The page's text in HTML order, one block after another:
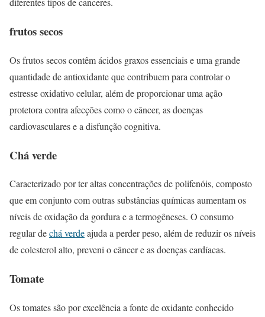
frutos secos
Os frutos secos contêm ácidos graxos essenciais e uma grande
quantidade de antioxidante que contribuem para controlar o
estresse oxidativo celular, além de proporcionar uma ação
protetora contra afecções como o câncer, as doenças
cardiovasculares e a disfunção cognitiva.
Chá verde
Caracterizado por ter altas concentrações de polifenóis, composto
que em conjunto com outras substâncias químicas aumentam os
níveis de oxidação da gordura e a termogêneses. O consumo
regular dechá verdeajuda a perder peso, além de reduzir os níveis
de colesterol alto, preveni o câncer e as doenças cardíacas.
Tomate
Os tomates são por excelência a fonte de oxidante conhecido